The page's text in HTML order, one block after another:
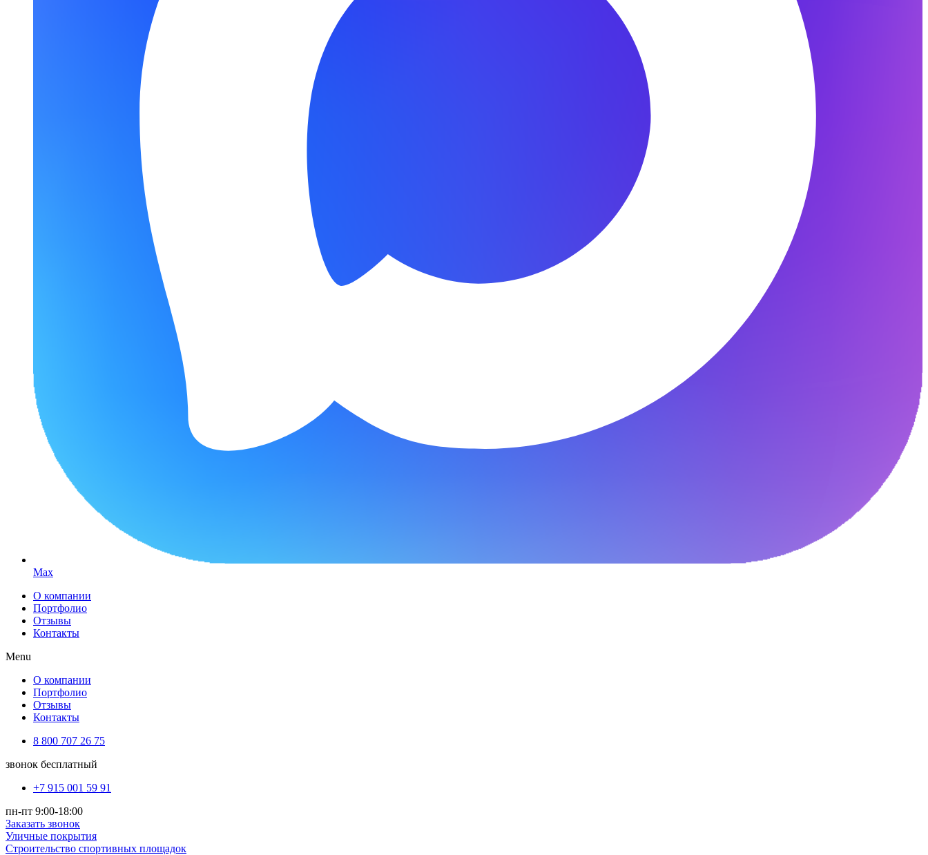
Max
О компании
Портфолио
Отзывы
Контакты
Menu
О компании
Портфолио
Отзывы
Контакты
8 800 707 26 75
звонок бесплатный
+7 915 001 59 91
пн-пт 9:00-18:00
Заказать звонок
Уличные покрытия
Строительство спортивных площадок